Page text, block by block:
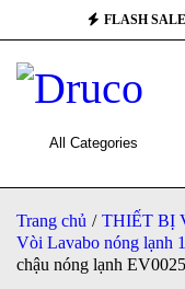
FLASH
Trang chủ / THIẾT BỊ
Vòi Lavabo nóng lạnh
chậu nóng lạnh EV0025